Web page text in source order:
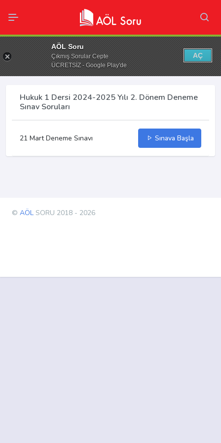
AÖL Soru
Çıkmış Sorular Cepte
ÜCRETSİZ - Google Play'de
AÇ
Hukuk 1 Dersi 2024-2025 Yılı 2. Dönem Deneme
Sınav Soruları
21 Mart Deneme Sınavı Sınava Başla
© AÖL SORU 2018 - 2026